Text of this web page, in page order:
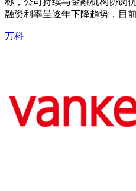
融资利率呈逐年下降趋势，目
万科